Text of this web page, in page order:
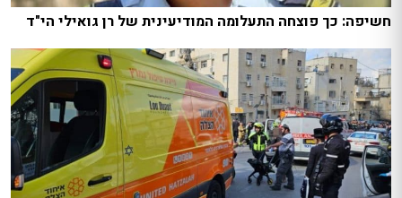
חשיפה: כך פוצחה התעלומה המודיעינית של רן גואילי הי"ד